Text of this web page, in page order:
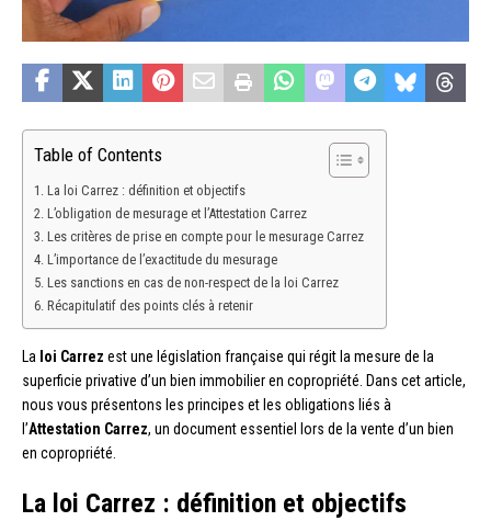
Table of Contents
La loi Carrez : définition et objectifs
L’obligation de mesurage et l’Attestation Carrez
Les critères de prise en compte pour le mesurage Carrez
L’importance de l’exactitude du mesurage
Les sanctions en cas de non-respect de la loi Carrez
Récapitulatif des points clés à retenir
La loi Carrez est une législation française qui régit la mesure de la
superficie privative d’un bien immobilier en copropriété. Dans cet article,
nous vous présentons les principes et les obligations liés à
l’Attestation Carrez, un document essentiel lors de la vente d’un bien
en copropriété.
La loi Carrez : définition et objectifs